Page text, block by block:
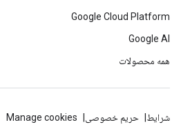
Google Cloud Platform
Google AI
همه محصولات
شرایط حریم خصوصی Manage cookies